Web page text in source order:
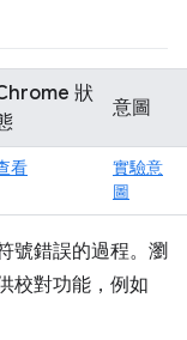
狀
意圖
看
實驗意
圖
號錯誤的過程。瀏
校對功能，例如